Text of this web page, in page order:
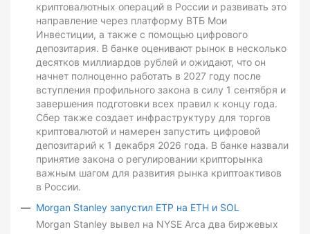
криптовалютных операций в России и развивать это
направление через платформу ВТБ Мои
Инвестиции, а также с помощью цифрового
депозитария. В банке оценивают рынок в несколько
десятков миллиардов рублей и ожидают, что он
начнет полноценно работать в 2027 году после
вступления профильного закона в силу 1 сентября и
завершения подготовки всех правил к концу года.
Сбер также создает инфраструктуру для торгов
криптовалютой и намерен запустить цифровой
депозитарий к 1 декабря 2026 года. В банке назвали
принятие закона о регулировании крипторынка
важным шагом для развития рынка криптоактивов
в России.
Morgan Stanley запустил ETP на ETH и SOL
Morgan Stanley вывел на NYSE Arca два биржевых